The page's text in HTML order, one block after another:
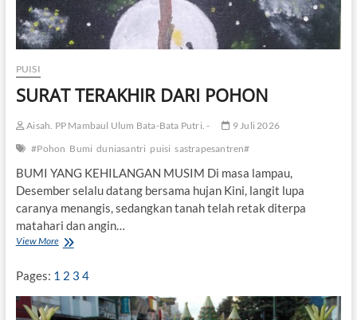
PUISI
SURAT TERAKHIR DARI POHON
Aisah. PP Mambaul Ulum Bata-Bata Putri. -
9 Juli 2026
#Pohon Bumi duniasantri puisi sastrapesantren#
BUMI YANG KEHILANGAN MUSIM Di masa lampau,
Desember selalu datang bersama hujan Kini, langit lupa
caranya menangis, sedangkan tanah telah retak diterpa
matahari dan angin…
View MoreS
R
A
T
T
Pages: 1 2 3 4